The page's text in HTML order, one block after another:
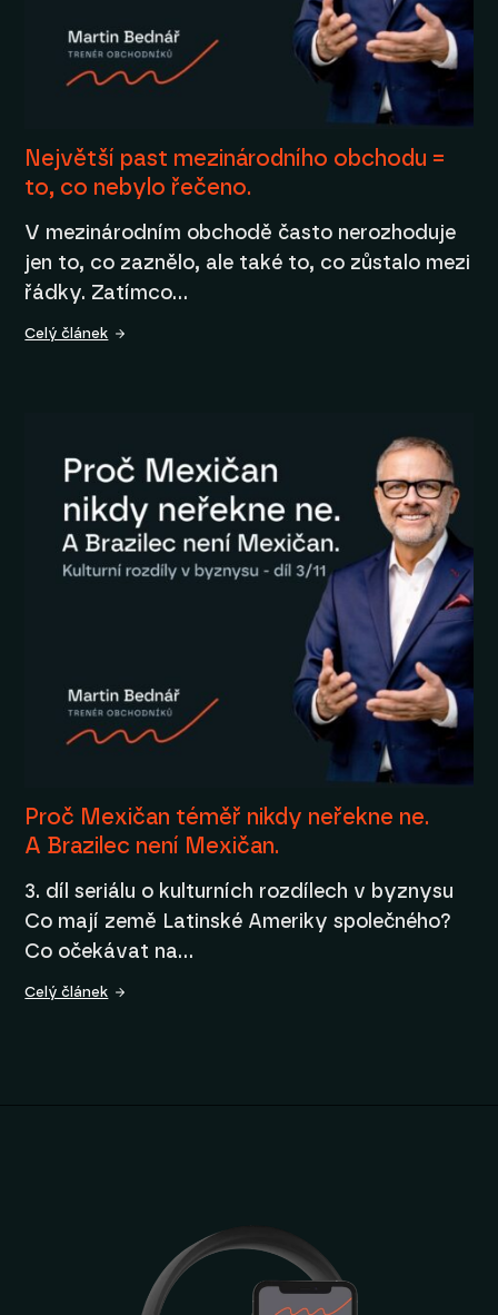
Největší past mezinárodního obchodu =
to, co nebylo řečeno.
V mezinárodním obchodě často nerozhoduje
jen to, co zaznělo, ale také to, co zůstalo mezi
řádky. Zatímco…
Celý článek
Proč Mexičan téměř nikdy neřekne ne.
A Brazilec není Mexičan.
3. díl seriálu o kulturních rozdílech v byznysu
Co mají země Latinské Ameriky společného?
Co očekávat na…
Celý článek